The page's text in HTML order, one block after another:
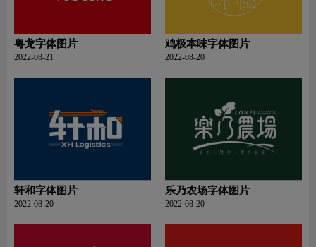
粤龙字体图片
2022-08-21
鸡极本味字体图片
2022-08-20
轩和字体图片
2022-08-20
乐乃农场字体图片
2022-08-20